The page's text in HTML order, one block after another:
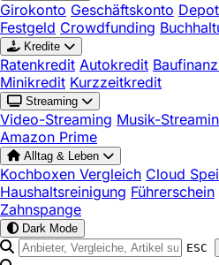
Girokonto Geschäftskonto Depot
Festgeld Crowdfunding
Kredite
Ratenkredit Autokredit
Minikredit Kurzzeitkredit
Streaming
Video-Streaming Musik-
Amazon Prime
Alltag & Leben
Kochboxen Vergleich Cloud
Haushaltsreinigung Führerschein
Zahnspange
Dark Mode
ESC